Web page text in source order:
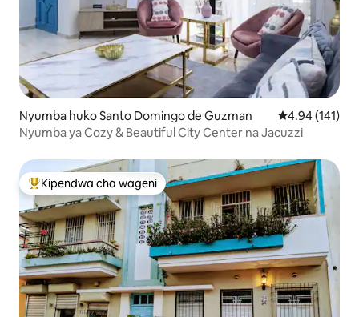
Nyumba huko Santo Domingo de Guzman Ukadiriaji wa
4.94 (141)
Nyumba ya Cozy & Beautiful City Center na Jacuzzi
Kipendwa maarufu cha wageni
Kipendwa cha wageni